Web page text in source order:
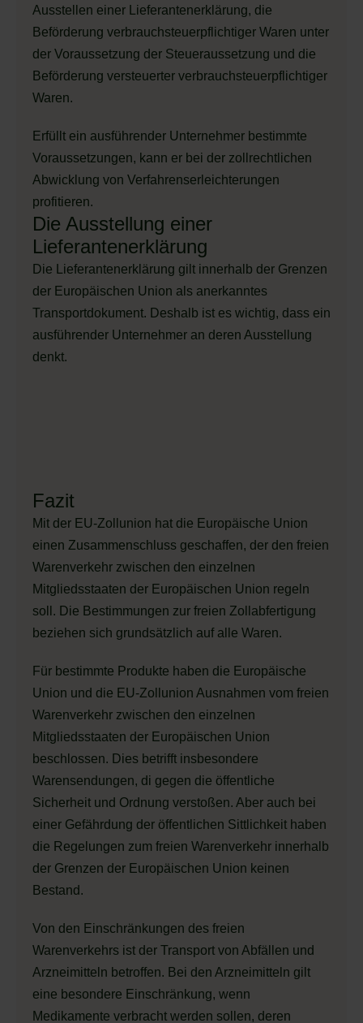
Ausstellen einer Lieferantenerklärung, die
Beförderung verbrauchsteuerpflichtiger Waren unter
der Voraussetzung der Steueraussetzung und die
Beförderung versteuerter verbrauchsteuerpflichtiger
Waren.
Erfüllt ein ausführender Unternehmer bestimmte
Voraussetzungen, kann er bei der zollrechtlichen
Abwicklung von Verfahrenserleichterungen
profitieren.
Die Ausstellung einer
Lieferantenerklärung
Die Lieferantenerklärung gilt innerhalb der Grenzen
der Europäischen Union als anerkanntes
Transportdokument. Deshalb ist es wichtig, dass ein
ausführender Unternehmer an deren Ausstellung
denkt.
Fazit
Mit der EU-Zollunion hat die Europäische Union
einen Zusammenschluss geschaffen, der den freien
Warenverkehr zwischen den einzelnen
Mitgliedsstaaten der Europäischen Union regeln
soll. Die Bestimmungen zur freien Zollabfertigung
beziehen sich grundsätzlich auf alle Waren.
Für bestimmte Produkte haben die Europäische
Union und die EU-Zollunion Ausnahmen vom freien
Warenverkehr zwischen den einzelnen
Mitgliedsstaaten der Europäischen Union
beschlossen. Dies betrifft insbesondere
Warensendungen, di gegen die öffentliche
Sicherheit und Ordnung verstoßen. Aber auch bei
einer Gefährdung der öffentlichen Sittlichkeit haben
die Regelungen zum freien Warenverkehr innerhalb
der Grenzen der Europäischen Union keinen
Bestand.
Von den Einschränkungen des freien
Warenverkehrs ist der Transport von Abfällen und
Arzneimitteln betroffen. Bei den Arzneimitteln gilt
eine besondere Einschränkung, wenn
Medikamente verbracht werden sollen, deren